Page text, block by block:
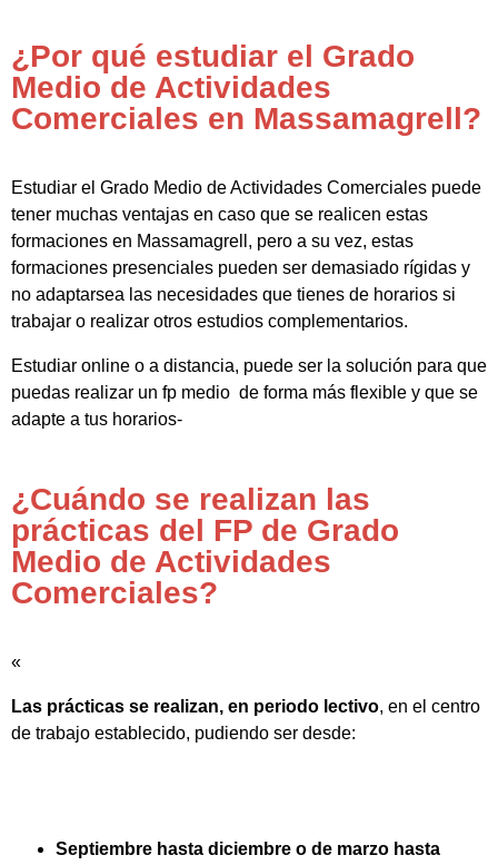
¿Por qué estudiar el Grado
Medio de Actividades
Comerciales en Massamagrell?
Estudiar el Grado Medio de Actividades Comerciales puede
tener muchas ventajas en caso que se realicen estas
formaciones en Massamagrell, pero a su vez, estas
formaciones presenciales pueden ser demasiado rígidas y
no adaptarsea las necesidades que tienes de horarios si
trabajar o realizar otros estudios complementarios.
Estudiar online o a distancia, puede ser la solución para que
puedas realizar un fp medio de forma más flexible y que se
adapte a tus horarios-
¿Cuándo se realizan las
prácticas del FP de Grado
Medio de Actividades
Comerciales?
«
Las prácticas se realizan, en periodo lectivo, en el centro
de trabajo establecido, pudiendo ser desde:
Septiembre hasta diciembre o de marzo hasta